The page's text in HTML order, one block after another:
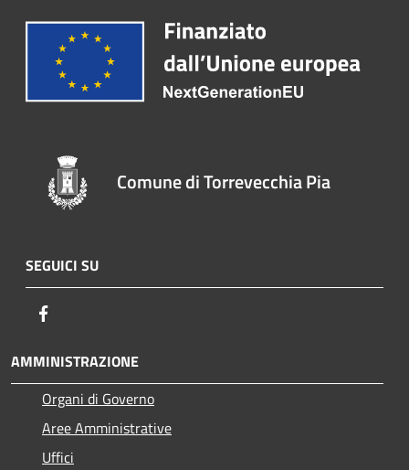
Comune di Torrevecchia Pia
SEGUICI SU
AMMINISTRAZIONE
Organi di Governo
Aree Amministrative
Uffici